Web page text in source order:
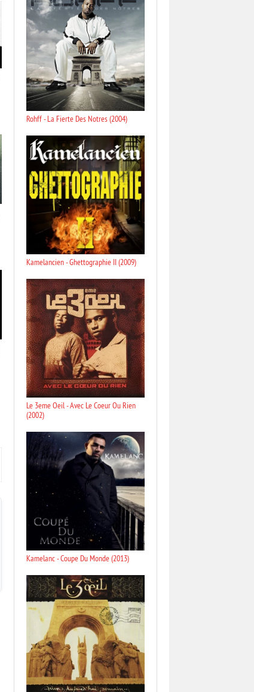
Rohff - La Fierte Des Notres (2004)
Kamelancien - Ghettographie II (2009)
Le 3eme Oeil - Avec Le Coeur Ou Rien
(2002)
Kamelanc - Coupe Du Monde (2013)